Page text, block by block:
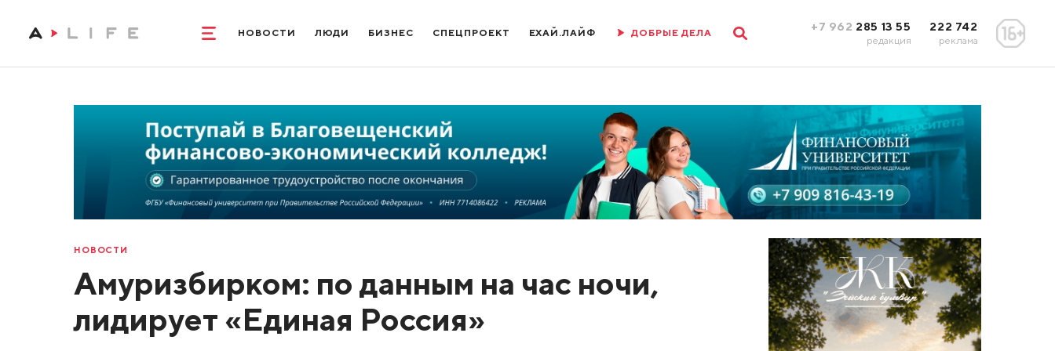
НОВОСТИ ЛЮДИ БИЗНЕС СПЕЦПРОЕКТ ЕХАЙ.ЛАЙФ ДОБРЫЕ ДЕЛА +7 962 285 13 55
редакция
222 742
реклама
НОВОСТИ
Амуризбирком: по данным на час ночи,
лидирует «Единая Россия»